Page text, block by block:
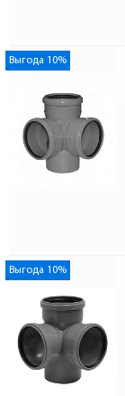
Выгода 10%
Выгода 10%